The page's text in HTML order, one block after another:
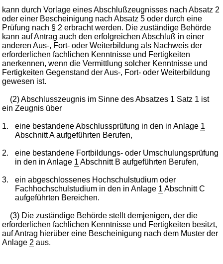
kann durch Vorlage eines Abschlußzeugnisses nach Absatz 2
oder einer Bescheinigung nach Absatz 5 oder durch eine
Prüfung nach § 2 erbracht werden. Die zuständige Behörde
kann auf Antrag auch den erfolgreichen Abschluß in einer
anderen Aus-, Fort- oder Weiterbildung als Nachweis der
erforderlichen fachlichen Kenntnisse und Fertigkeiten
anerkennen, wenn die Vermittlung solcher Kenntnisse und
Fertigkeiten Gegenstand der Aus-, Fort- oder Weiterbildung
gewesen ist.
(2) Abschlusszeugnis im Sinne des Absatzes 1 Satz 1 ist
ein Zeugnis über
1. eine bestandene Abschlussprüfung in den in Anlage 1
Abschnitt A aufgeführten Berufen,
2.
eine bestandene Fortbildungs- oder Umschulungsprüfung
in den in Anlage 1 Abschnitt B aufgeführten Berufen,
3.
ein abgeschlossenes Hochschulstudium oder
Fachhochschulstudium in den in Anlage 1 Abschnitt C
aufgeführten Bereichen.
(3) Die zuständige Behörde stellt demjenigen, der die
erforderlichen fachlichen Kenntnisse und Fertigkeiten besitzt,
auf Antrag hierüber eine Bescheinigung nach dem Muster der
Anlage 2 aus.